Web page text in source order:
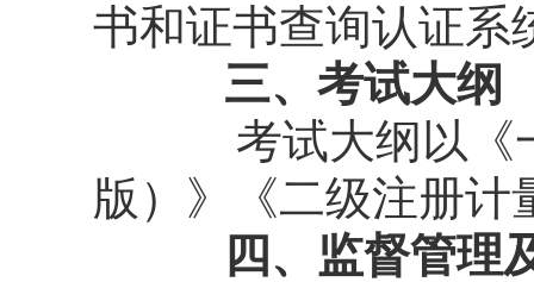
书和证书查询认证系
三、考试大纲
考试大纲以《
版）》《二级注册计
四、监督管理及